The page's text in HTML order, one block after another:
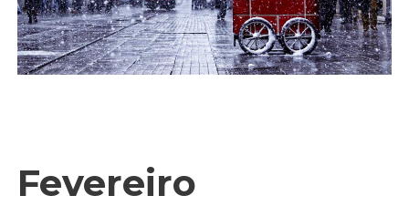
Fevereiro